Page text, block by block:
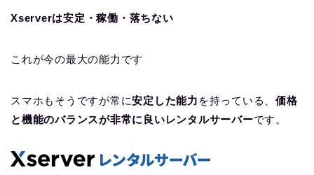
Xserverは安定・稼働・落ちない
これが今の最大の能力です
スマホもそうですが常に安定した能力 を持っている、価格
と機能のバランスが非常に良いレンタルサーバーです。